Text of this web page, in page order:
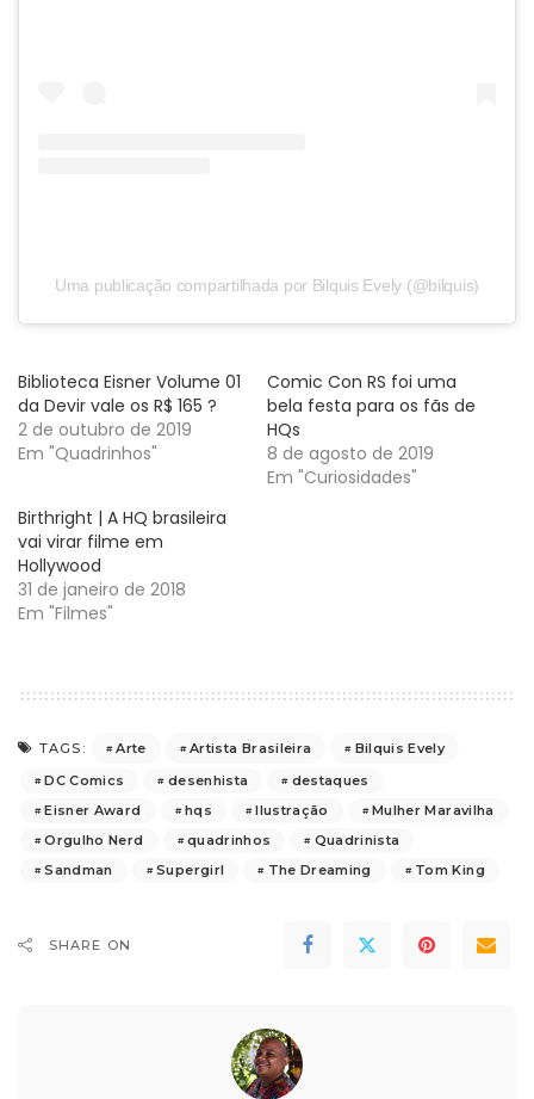
Uma publicação compartilhada por Bilquis Evely (@bilquis)
Biblioteca Eisner Volume 01
da Devir vale os R$ 165 ?
2 de outubro de 2019
Em "Quadrinhos"
Comic Con RS foi uma
bela festa para os fãs de
HQs
8 de agosto de 2019
Em "Curiosidades"
Birthright | A HQ brasileira
vai virar filme em
Hollywood
31 de janeiro de 2018
Em "Filmes"
TAGS: Arte Artista Brasileira
Bilquis Evely
DC Comics
desenhista
destaques
Eisner Award
hqs Ilustração
Mulher Maravilha
Orgulho Nerd
quadrinhos
Quadrinista
Sandman
Supergirl The Dreaming Tom King
SHARE ON